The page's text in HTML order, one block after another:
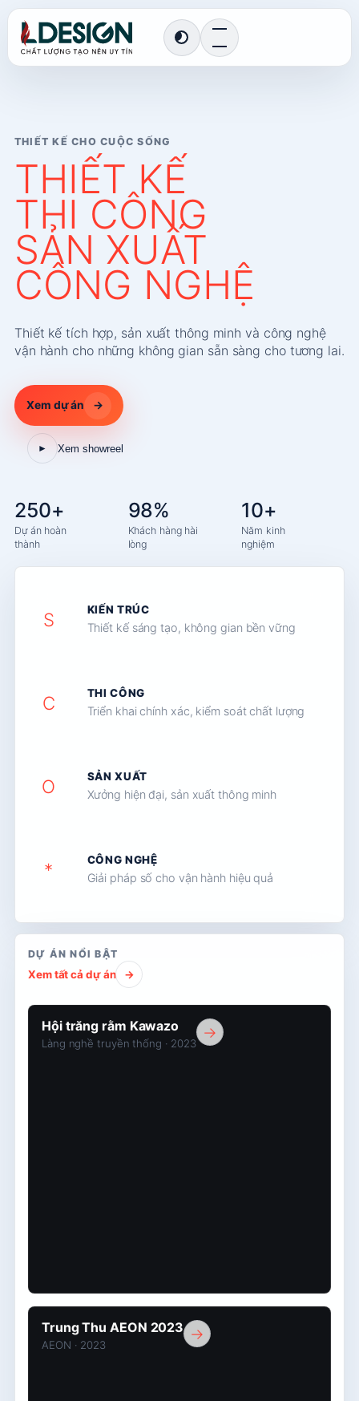
Chuyển
đến
phần
Chuyển
sang
giao
THIẾT KẾ CHO CUỘC SỐNG
THIẾT KẾ
THI CÔNG
SẢN XUẤT
CÔNG NGHỆ
Thiết kế tích hợp, sản xuất thông minh và công nghệ
vận hành cho những không gian sẵn sàng cho tương lai.
Xem dự án →
► Xem showreel
250+
Dự án hoàn
thành
98%
Khách hàng hài
lòng
10+
Năm kinh
nghiệm
S KIẾN TRÚC
Thiết kế sáng tạo, không gian bền vững
C THI CÔNG
Triển khai chính xác, kiểm soát chất lượng
O SẢN XUẤT
Xưởng hiện đại, sản xuất thông minh
* CÔNG NGHỆ
Giải pháp số cho vận hành hiệu quả
DỰ ÁN NỔI BẬT
Xem tất cả dự án →
Hội
trăng
Hội trăng rằm Kawazo
Làng nghề truyền thống · 2023
→
Trung
Thu
Trung Thu AEON 2023
AEON · 2023
→